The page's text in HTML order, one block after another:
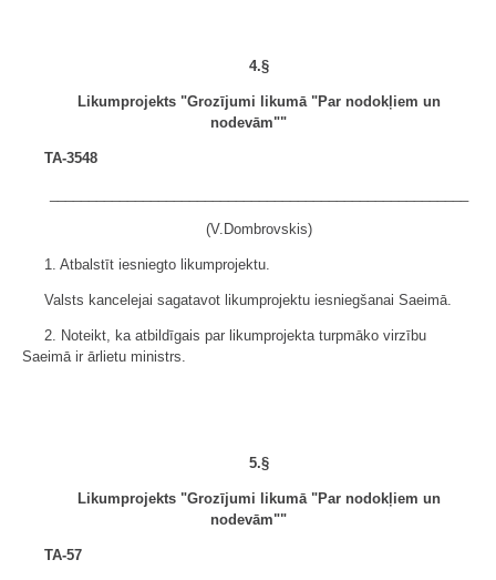
4.§
Likumprojekts "Grozījumi likumā "Par nodokļiem un
nodevām""
TA-3548
(V.Dombrovskis)
1. Atbalstīt iesniegto likumprojektu.
Valsts kancelejai sagatavot likumprojektu iesniegšanai Saeimā.
2. Noteikt, ka atbildīgais par likumprojekta turpmāko virzību
Saeimā ir ārlietu ministrs.
5.§
Likumprojekts "Grozījumi likumā "Par nodokļiem un
nodevām""
TA-57